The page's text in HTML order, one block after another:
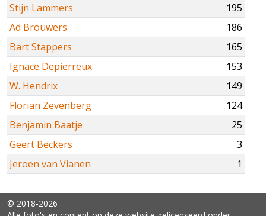
Stijn Lammers
195
Ad Brouwers
186
Bart Stappers
165
Ignace Depierreux
153
W. Hendrix
149
Florian Zevenberg
124
Benjamin Baatje
25
Geert Beckers
3
Jeroen van Vianen
1
© 2018-2026